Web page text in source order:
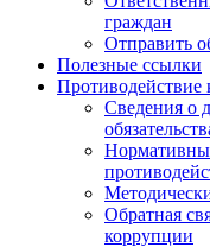
граждан
Отправить
Полезные ссылки
Противодействие
Сведения о
Обратная
коррупции